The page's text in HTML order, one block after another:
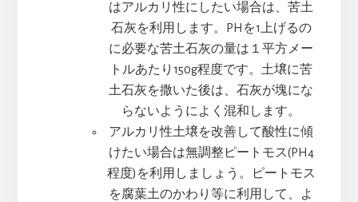
はアルカリ性にしたい場合は、苦土
石灰を利用します。PHを1上げるの
に必要な苦土石灰の量は１平方メー
トルあたり150g程度です。土壌に苦
土石灰を撒いた後は、石灰が塊にな
らないようによく混和します。
アルカリ性土壌を改善して酸性に傾
けたい場合は無調整ピートモス(PH4
程度)を利用しましょう。ピートモス
を腐葉土のかわり等に利用して、よ